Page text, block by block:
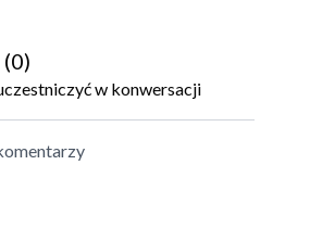
z ruchem i tematyką
0)
w konwersacji